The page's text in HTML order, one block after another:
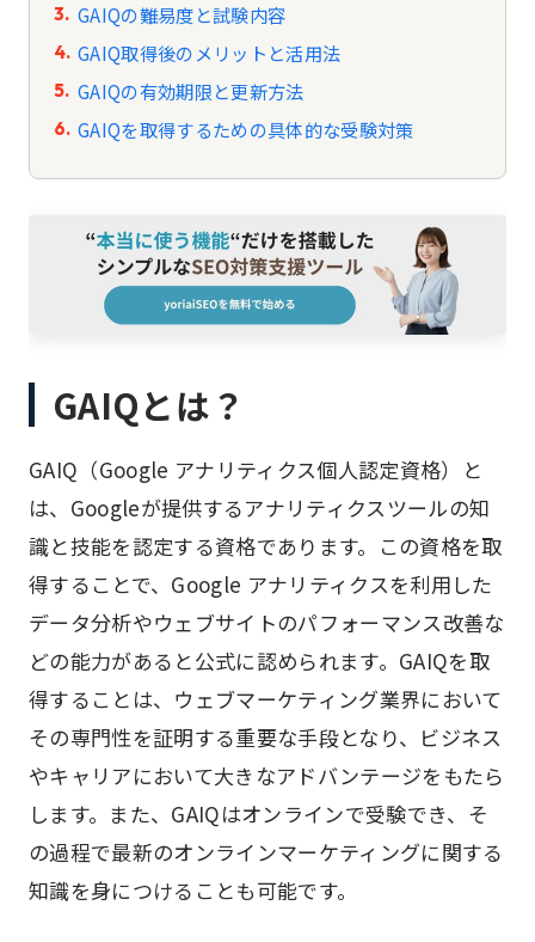
GAIQの難易度と試験内容
GAIQ取得後のメリットと活用法
GAIQの有効期限と更新方法
GAIQを取得するための具体的な受験対策
GAIQとは？
GAIQ（Google アナリティクス個人認定資格）と
は、Googleが提供するアナリティクスツールの知
識と技能を認定する資格であります。この資格を取
得することで、Google アナリティクスを利用した
データ分析やウェブサイトのパフォーマンス改善な
どの能力があると公式に認められます。GAIQを取
得することは、ウェブマーケティング業界において
その専門性を証明する重要な手段となり、ビジネス
やキャリアにおいて大きなアドバンテージをもたら
します。また、GAIQはオンラインで受験でき、そ
の過程で最新のオンラインマーケティングに関する
知識を身につけることも可能です。